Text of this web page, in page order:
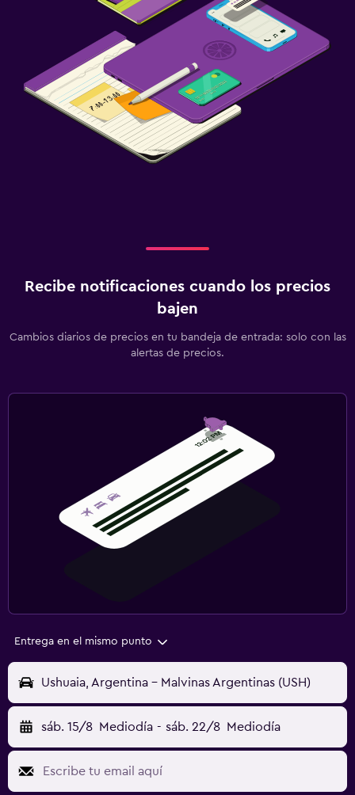
Recibe notificaciones cuando los precios
bajen
Cambios diarios de precios en tu bandeja de entrada: solo con las
alertas de precios.
Entrega en el mismo punto
Ushuaia, Argentina - Malvinas Argentinas (USH)
sáb. 15/8 Mediodía - sáb. 22/8 Mediodía